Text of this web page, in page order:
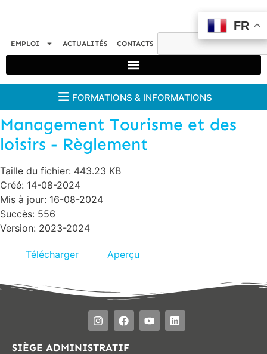
EMPLOI ACTUALITÉS CONTACTS
FORMATIONS & INFORMATIONS
Management Tourisme et des
loisirs - Règlement
Taille du fichier: 443.23 KB
Créé: 14-08-2024
Mis à jour: 16-08-2024
Succès: 556
Version: 2023-2024
Télécharger Aperçu
SIÈGE ADMINISTRATIF
FR
FR